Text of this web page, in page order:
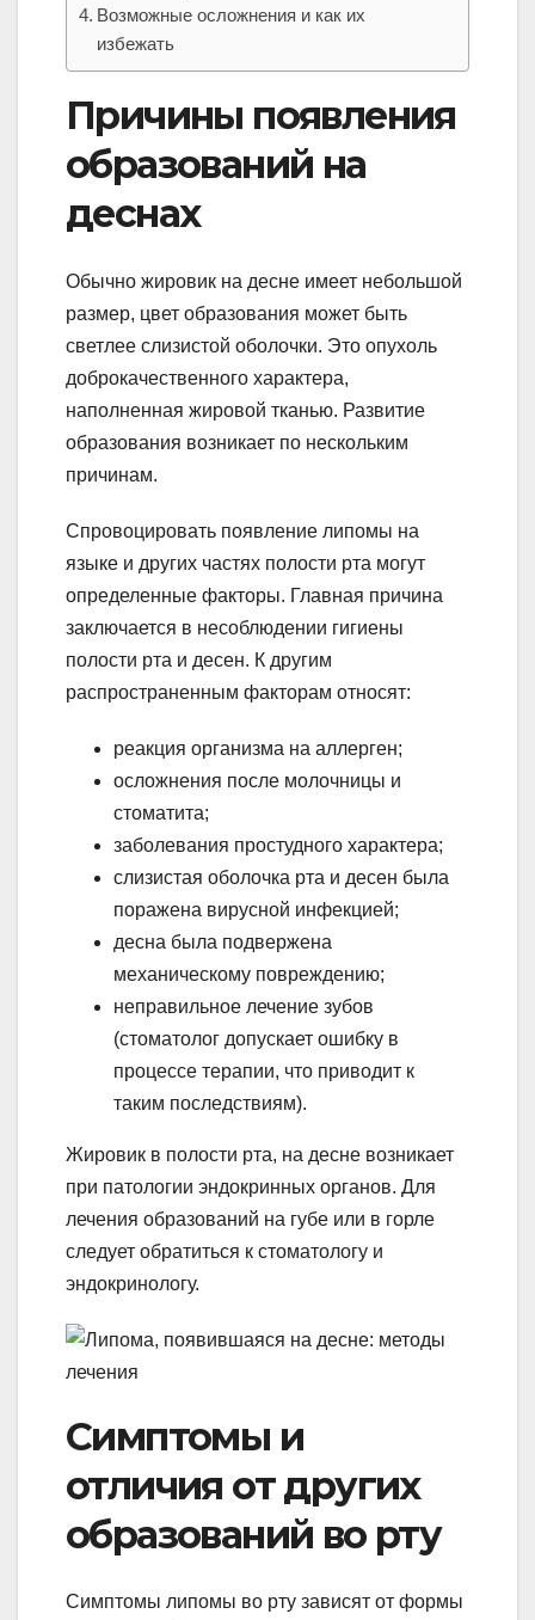
Возможные осложнения и как их
избежать
Причины появления
образований на
деснах
Обычно жировик на десне имеет небольшой
размер, цвет образования может быть
светлее слизистой оболочки. Это опухоль
доброкачественного характера,
наполненная жировой тканью. Развитие
образования возникает по нескольким
причинам.
Спровоцировать появление липомы на
языке и других частях полости рта могут
определенные факторы. Главная причина
заключается в несоблюдении гигиены
полости рта и десен. К другим
распространенным факторам относят:
реакция организма на аллерген;
осложнения после молочницы и
стоматита;
заболевания простудного характера;
слизистая оболочка рта и десен была
поражена вирусной инфекцией;
десна была подвержена
механическому повреждению;
неправильное лечение зубов
(стоматолог допускает ошибку в
процессе терапии, что приводит к
таким последствиям).
Жировик в полости рта, на десне возникает
при патологии эндокринных органов. Для
лечения образований на губе или в горле
следует обратиться к стоматологу и
эндокринологу.
Симптомы и
отличия от других
образований во рту
Симптомы липомы во рту зависят от формы